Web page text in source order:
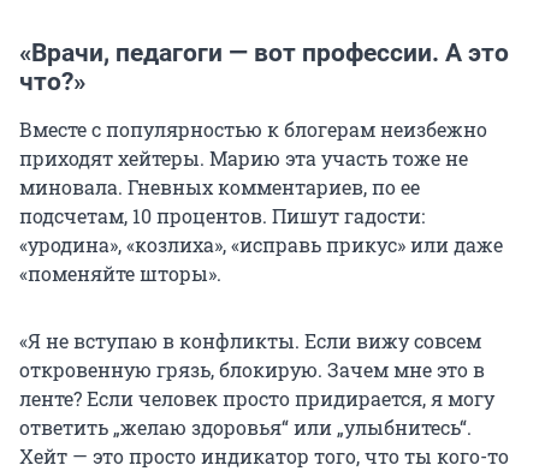
«Врачи, педагоги — вот профессии. А это
что?»
Вместе с популярностью к блогерам неизбежно
приходят хейтеры. Марию эта участь тоже не
миновала. Гневных комментариев, по ее
подсчетам, 10 процентов. Пишут гадости:
«уродина», «козлиха», «исправь прикус» или даже
«поменяйте шторы».
«Я не вступаю в конфликты. Если вижу совсем
откровенную грязь, блокирую. Зачем мне это в
ленте? Если человек просто придирается, я могу
ответить „желаю здоровья“ или „улыбнитесь“.
Хейт — это просто индикатор того, что ты кого-то